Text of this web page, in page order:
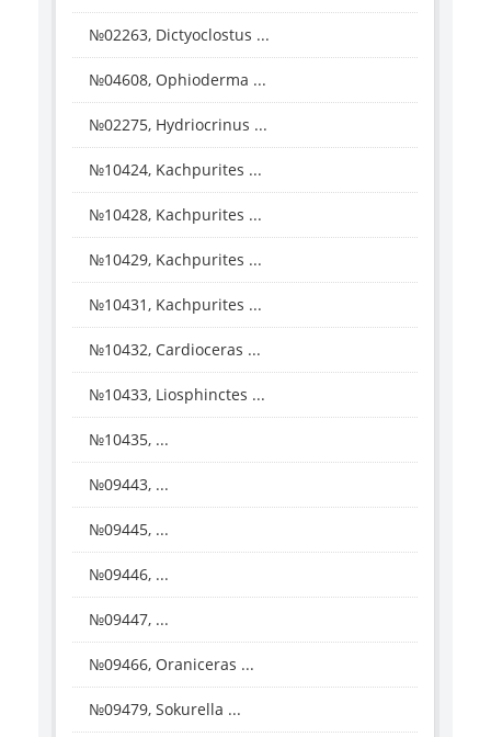
№02263, Dictyoclostus ...
№04608, Ophioderma ...
№02275, Hydriocrinus ...
№10424, Kachpurites ...
№10428, Kachpurites ...
№10429, Kachpurites ...
№10431, Kachpurites ...
№10432, Cardioceras ...
№10433, Liosphinctes ...
№10435, ...
№09443, ...
№09445, ...
№09446, ...
№09447, ...
№09466, Oraniceras ...
№09479, Sokurella ...